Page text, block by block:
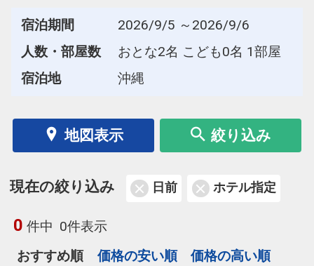
宿泊期間
2026/9/5 ～2026/9/6
人数・部屋数
おとな2名 こども0名 1部屋
宿泊地
沖縄
地図表示 絞り込み
現在の絞り込み 日前 ホテル指定
0 件中 0件表示
おすすめ順
価格の安い順 価格の高い順